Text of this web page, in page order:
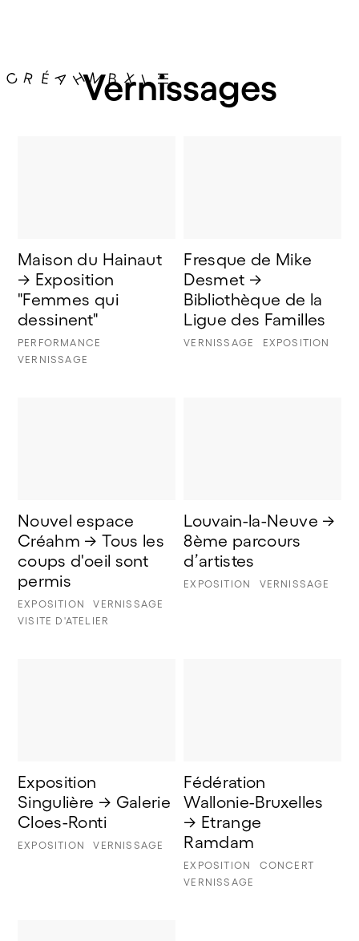
Vernissages
Maison du Hainaut
→ Exposition
"Femmes qui
dessinent"
PERFORMANCE
VERNISSAGE
Fresque de Mike
Desmet →
Bibliothèque de la
Ligue des Familles
VERNISSAGE EXPOSITION
Nouvel espace
Créahm → Tous les
coups d'oeil sont
permis
EXPOSITION
VERNISSAGE
VISITE D'ATELIER
Louvain-la-Neuve →
8ème parcours
d’artistes
EXPOSITION VERNISSAGE
Exposition
Singulière → Galerie
Cloes-Ronti
EXPOSITION VERNISSAGE
Fédération
Wallonie-Bruxelles
→ Etrange
Ramdam
EXPOSITION
CONCERT
VERNISSAGE